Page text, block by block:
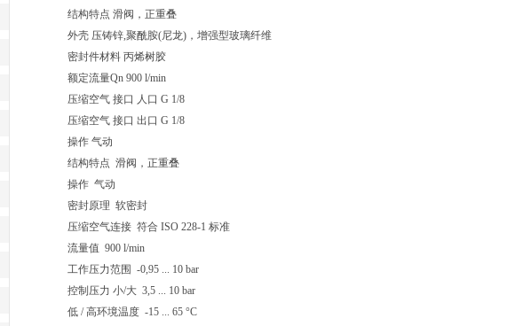
结构特点 滑阀，正重叠
外壳 压铸锌,聚酰胺(尼龙)，增强型玻璃纤维
密封件材料 丙烯树胶
额定流量Qn 900 l/min
压缩空气 接口 人口 G 1/8
压缩空气 接口 出口 G 1/8
操作 气动
结构特点 滑阀，正重叠
操作 气动
密封原理 软密封
压缩空气连接 符合 ISO 228-1 标准
流量值 900 l/min
工作压力范围 -0,95 ... 10 bar
控制压力 小/大 3,5 ... 10 bar
低 / 高环境温度 -15 ... 65 °C